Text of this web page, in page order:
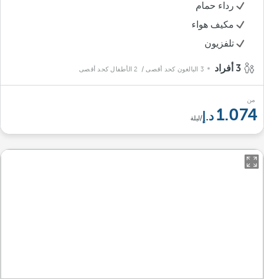
رداء حمام
مكيف هواء
تلفزيون
3 البالغون كحد أقصى / 2 الأطفال كحد أقصى
من
1.074 /ليلة